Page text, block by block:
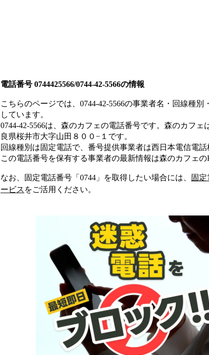
電話番号 0744425566/0744-42-5566の情報
こちらのページでは、 0744-42-5566の事業者名・回線種別
しています。
0744-42-5566は、 森のカフェの電話番号です。 森のカフェ
良県桜井市大字山田８００−１ です。
回線種別は固定電話で、番号提供事業者は西日本電信電話
この電話番号を保有する事業者の最新情報は森のカフェの
なお、固定電話番号「 0744 」を取得したい場合には、 固定
ービス をご活用ください。